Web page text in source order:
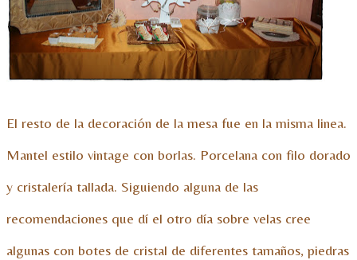
El resto de la decoración de la mesa fue en la misma linea.
Mantel estilo vintage con borlas. Porcelana con filo dorado
y cristalería tallada. Siguiendo alguna de las
recomendaciones que dí el otro día sobre velas cree
algunas con botes de cristal de diferentes tamaños, piedras